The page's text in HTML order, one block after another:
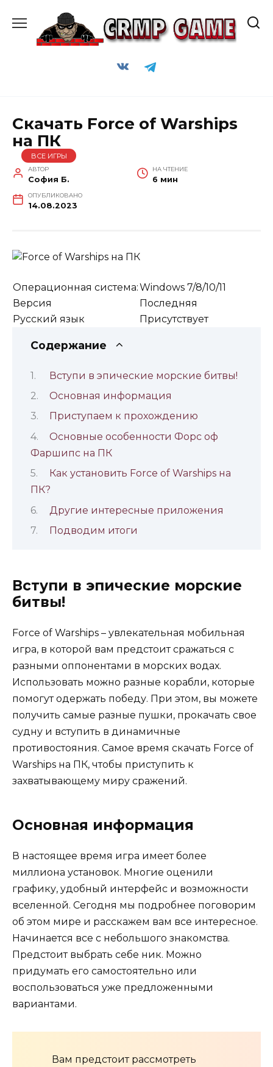
содержанию
Скачать Force of Warships
на ПК
АВТОР
София Б.
НА ЧТЕНИЕ
6 мин
ОПУБЛИКОВАНО
14.08.2023
ВСЕ ИГРЫ
Операционная система:Windows 7/8/10/11
Версия
Последняя
Русский язык
Присутствует
Содержание
Вступи в эпические морские битвы!
Основная информация
Приступаем к прохождению
Основные особенности Форс оф
Фаршипс на ПК
Как установить Force of Warships на
ПК?
Другие интересные приложения
Подводим итоги
Вступи в эпические морские
битвы!
Force of Warships – увлекательная мобильная
игра, в которой вам предстоит сражаться с
разными оппонентами в морских водах.
Использовать можно разные корабли, которые
помогут одержать победу. При этом, вы можете
получить самые разные пушки, прокачать свое
судну и вступить в динамичные
противостояния. Самое время скачать Force of
Warships на ПК, чтобы приступить к
захватывающему миру сражений.
Основная информация
В настоящее время игра имеет более
миллиона установок. Многие оценили
графику, удобный интерфейс и возможности
вселенной. Сегодня мы подробнее поговорим
об этом мире и расскажем вам все интересное.
Начинается все с небольшого знакомства.
Предстоит выбрать себе ник. Можно
придумать его самостоятельно или
воспользоваться уже предложенными
вариантами.
Вам предстоит рассмотреть